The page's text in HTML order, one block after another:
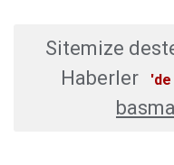
Sitemize
Haberler